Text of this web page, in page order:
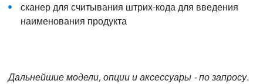
сканер для считывания штрих-кода для введения
наименования продукта
Дальнейшие модели, опции и аксессуары - по запросу.